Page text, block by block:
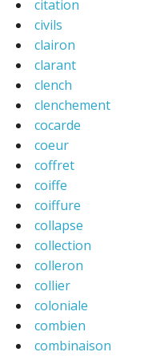
citation
civils
clairon
clarant
clench
clenchement
cocarde
coeur
coffret
coiffe
coiffure
collapse
collection
colleron
collier
coloniale
combien
combinaison